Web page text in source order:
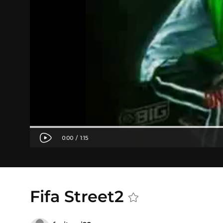
Fifa Street2